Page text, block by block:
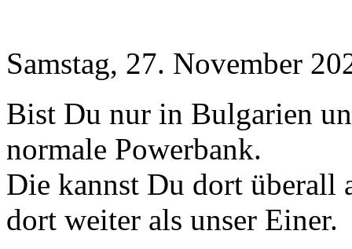
Samstag, 27. November
Bist Du nur in Bulgarien
normale Powerbank.
Die kannst Du dort überall
dort weiter als unser Einer.